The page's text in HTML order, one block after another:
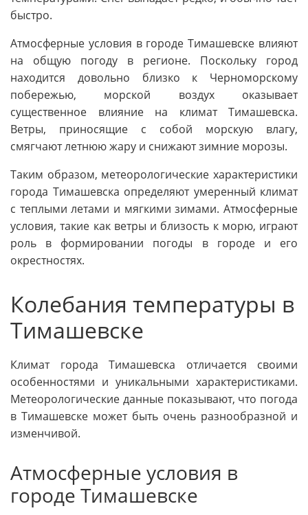
быстро.
Атмосферные условия в городе Тимашевске влияют
на общую погоду в регионе. Поскольку город
находится довольно близко к Черноморскому
побережью, морской воздух оказывает
существенное влияние на климат Тимашевска.
Ветры, приносящие с собой морскую влагу,
смягчают летнюю жару и снижают зимние морозы.
Таким образом, метеорологические характеристики
города Тимашевска определяют умеренный климат
с теплыми летами и мягкими зимами. Атмосферные
условия, такие как ветры и близость к морю, играют
роль в формировании погоды в городе и его
окрестностях.
Колебания температуры в
Тимашевске
Климат города Тимашевска отличается своими
особенностями и уникальными характеристиками.
Метеорологические данные показывают, что погода
в Тимашевске может быть очень разнообразной и
изменчивой.
Атмосферные условия в
городе Тимашевске